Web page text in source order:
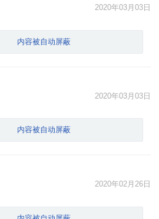
2020年03月03日
内容被自动屏蔽
2020年03月03日
内容被自动屏蔽
2020年02月26日